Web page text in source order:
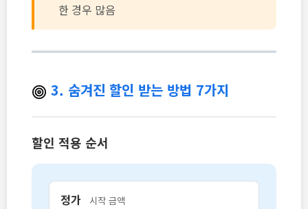
한 경우 많음
3. 숨겨진 할인 받는 방법 7가지
할인 적용 순서
정가 시작 금액